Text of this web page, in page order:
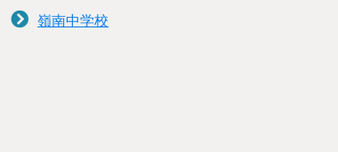
嶺南中学校